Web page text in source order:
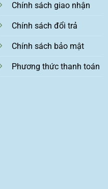
Chính sách giao nhận
Chính sách đổi trả
Chính sách bảo mật
Phương thức thanh toán